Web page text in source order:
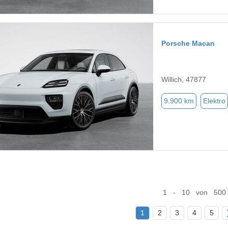
Porsche Macan
Willich, 47877
9.900 km Elektro
1 - 10 von 500
1 2 3 4 5